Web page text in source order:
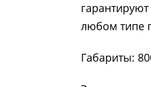
любом типе
Габариты: